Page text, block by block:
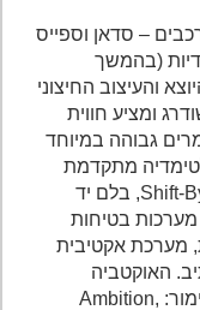
– סדאן וספייס
(בהמשך
והעיצוב החיצוני
ומציע חווית
גבוהה במיוחד
מתקדמת
חדשה, ידית הילוכים בטכנולוגיית Shift-By-Wire, בלם יד
בטיחות
אקטיבית
האוקטביה
החדשה מוצעת בישראל בשלוש רמות גימור: Ambition,